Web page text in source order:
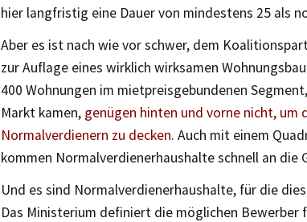
hier langfristig eine Dauer von mindestens 25 als
Aber es ist nach wie vor schwer, dem
zur Auflage eines wirklich wirksamen
400 Wohnungen im mietpreisgebundenen
Markt kamen, genügen hinten und vorne nicht, um
Normalverdienern zu decken. Auch mit einem
kommen Normalverdienerhaushalte schnell an die
Und es sind Normalverdienerhaushalte, für die
Das Ministerium definiert die möglichen Bewerber